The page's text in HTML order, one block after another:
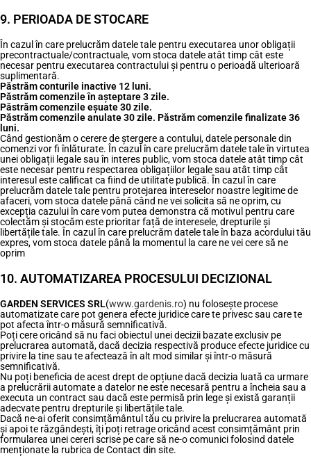
9. PERIOADA DE STOCARE
În cazul în care prelucrăm datele tale pentru executarea unor obligații
precontractuale/contractuale, vom stoca datele atât timp cât este
necesar pentru executarea contractului și pentru o perioadă ulterioară
suplimentară.
Păstrăm conturile inactive 12 luni.
Păstrăm comenzile în așteptare 3 zile.
Păstrăm comenzile eșuate 30 zile.
Păstrăm comenzile anulate 30 zile. Păstrăm comenzile finalizate 36
luni.
Când gestionăm o cerere de ștergere a contului, datele personale din
comenzi vor fi înlăturate. În cazul în care prelucrăm datele tale în virtutea
unei obligații legale sau în interes public, vom stoca datele atât timp cât
este necesar pentru respectarea obligațiilor legale sau atât timp cât
interesul este calificat ca fiind de utilitate publică. În cazul în care
prelucrăm datele tale pentru protejarea intereselor noastre legitime de
afaceri, vom stoca datele până când ne vei solicita să ne oprim, cu
excepția cazului în care vom putea demonstra că motivul pentru care
colectăm și stocăm este prioritar față de interesele, drepturile și
libertățile tale. În cazul în care prelucrăm datele tale în baza acordului tău
expres, vom stoca datele până la momentul la care ne vei cere să ne
oprim
10. AUTOMATIZAREA PROCESULUI DECIZIONAL
GARDEN SERVICES SRL(www.gardenis.ro) nu folosește procese
automatizate care pot genera efecte juridice care te privesc sau care te
pot afecta într-o măsură semnificativă.
Poți cere oricând să nu faci obiectul unei decizii bazate exclusiv pe
prelucrarea automată, dacă decizia respectivă produce efecte juridice cu
privire la tine sau te afectează în alt mod similar și într-o măsură
semnificativă.
Nu poți beneficia de acest drept de opțiune dacă decizia luată ca urmare
a prelucrării automate a datelor ne este necesară pentru a încheia sau a
executa un contract sau dacă este permisă prin lege și există garanții
adecvate pentru drepturile și libertățile tale.
Dacă ne-ai oferit consimțământul tău cu privire la prelucrarea automată
și apoi te răzgândești, îți poți retrage oricând acest consimțământ prin
formularea unei cereri scrise pe care să ne-o comunici folosind datele
menționate la rubrica de Contact din site.